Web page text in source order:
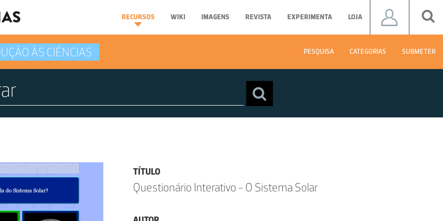
RECURSOS WIKI IMAGENS REVISTA EXPERIMENTA LOJA
ÀS CIÊNCIAS PESQUISA CATEGORIAS SUBMETER
TÍTULO
Questionário Interativo - O Sistema Solar